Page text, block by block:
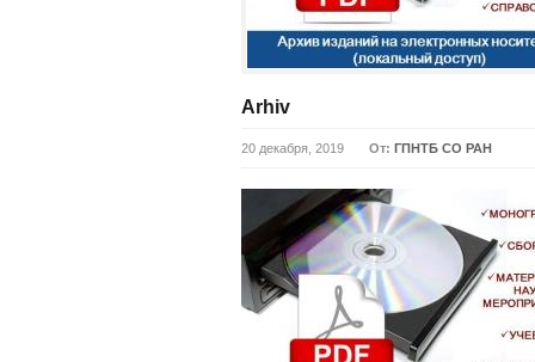
Arhiv
20 декабря, 2019 От: ГПНТБ СО РАН